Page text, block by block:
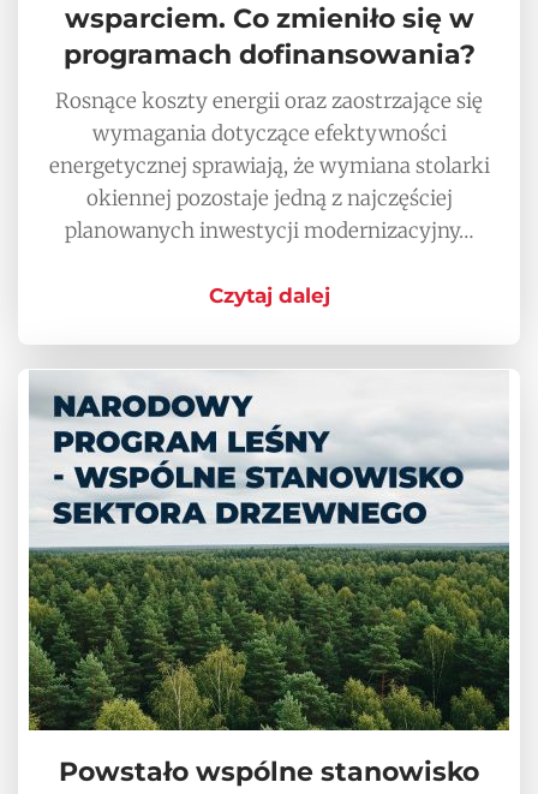
wsparciem. Co zmieniło się w
programach dofinansowania?
Rosnące koszty energii oraz zaostrzające się
wymagania dotyczące efektywności
energetycznej sprawiają, że wymiana stolarki
okiennej pozostaje jedną z najczęściej
planowanych inwestycji modernizacyjny…
Czytaj dalej
Powstało wspólne stanowisko